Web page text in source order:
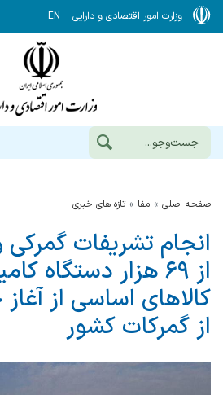
وزارت امور اقتصادی و دارایی EN
صفحه اصلی مفا تازه های خبری
انجام تشریفات
از ۶۹ هزار دستگاه
کالاهای اساسی از
از گمرکات کشور